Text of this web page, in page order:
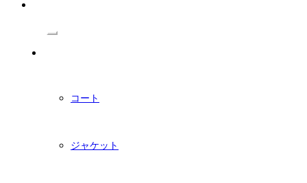
コート
ジャケット